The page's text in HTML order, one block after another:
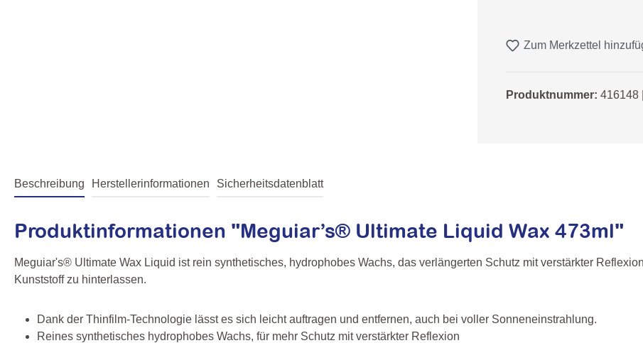
Zum Merkzettel
Produktnummer: 416148
Beschreibung Herstellerinformationen Sicherheitsdatenblatt
Produktinformationen "Meguiar’s® Ultimate Liquid Wax 473ml"
Meguiar's® Ultimate Wax Liquid ist rein synthetisches, hydrophobes Wachs, das verlängerten Schutz mit verstärkter
Kunststoff zu hinterlassen.
Dank der Thinfilm-Technologie lässt es sich leicht auftragen und entfernen, auch bei voller Sonneneinstrahlung.
Reines synthetisches hydrophobes Wachs, für mehr Schutz mit verstärkter Reflexion